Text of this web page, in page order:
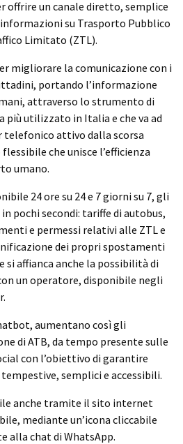
offrire un canale diretto, semplice
su Trasporto Pubblico
Limitato (ZTL).
migliorare la comunicazione con i
portando l’informazione
attraverso lo strumento di
più utilizzato in Italia e che va ad
telefonico attivo dalla scorsa
che unisce l’efficienza
umano.
24 ore su 24 e 7 giorni su 7, gli
pochi secondi: tariffe di autobus,
e permessi relativi alle ZTL e
dei propri spostamenti
si affianca anche la possibilità di
un operatore, disponibile negli
aumentano così gli
di ATB, da tempo presente sulle
con l’obiettivo di garantire
semplici e accessibili.
anche tramite il sito internet
mediante un’icona cliccabile
alla chat di WhatsApp.